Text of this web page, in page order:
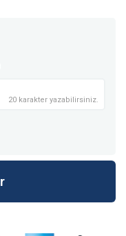
20 karakter yazabilirsiniz.